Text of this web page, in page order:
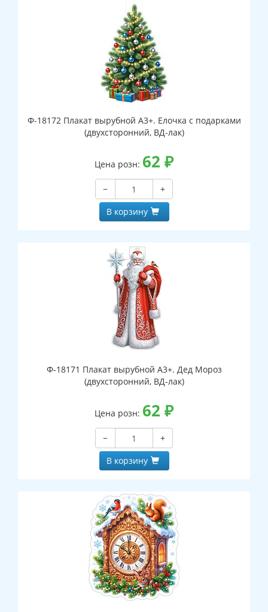
Ф-18172 Плакат вырубной А3+. Елочка с подарками
(двухсторонний, ВД-лак)
Цена розн: 62 ₽
−
+
В корзину
Ф-18171 Плакат вырубной А3+. Дед Мороз
(двухсторонний, ВД-лак)
Цена розн: 62 ₽
−
+
В корзину